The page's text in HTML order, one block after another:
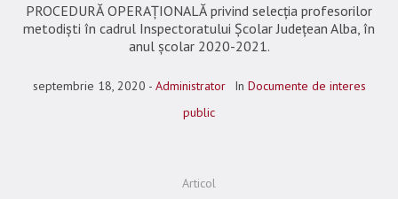
PROCEDURĂ OPERAȚIONALĂ privind selecția profesorilor
metodiști în cadrul Inspectoratului Școlar Județean Alba, în
anul școlar 2020-2021.
septembrie 18, 2020 Administrator In Documente de interes
public
Articol